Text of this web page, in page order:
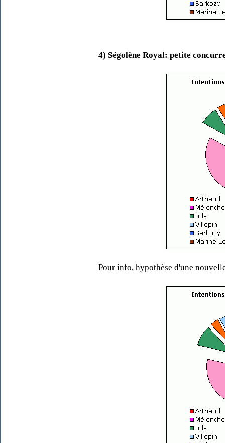
4) Ségolène Royal: petite
Pour info, hypothèse d'une